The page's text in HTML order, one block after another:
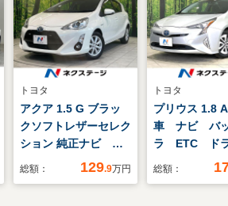
トヨタ
アクア 1.5 G ブラッ
クソフトレザーセレク
ション 純正ナビ バ
ックカメラ
総額： 129.9万円
トヨタ
プリウス 1.8
車 ナビ バ
ラ ETC ド
BSM 衝突軽
総額：